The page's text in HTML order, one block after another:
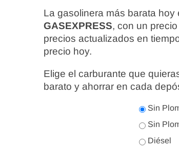
La gasolinera más barata
GASEXPRESS, con un
precios actualizados en
precio hoy.
Elige el carburante que
barato y ahorrar en cada
Sin
Sin
Diésel